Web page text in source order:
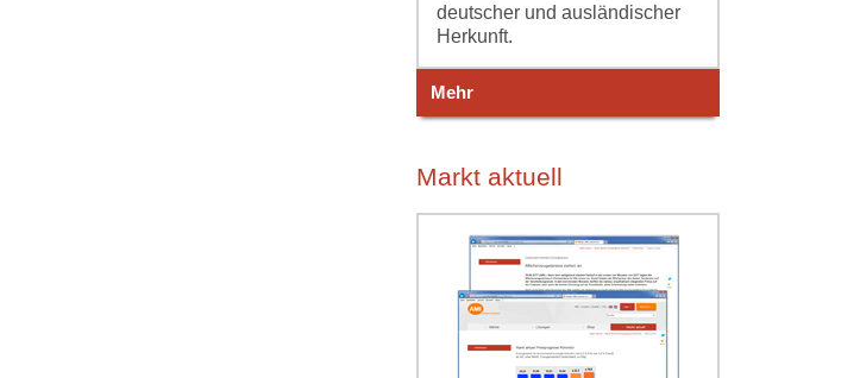
deutscher und ausländischer
Herkunft.
Mehr
Markt aktuell